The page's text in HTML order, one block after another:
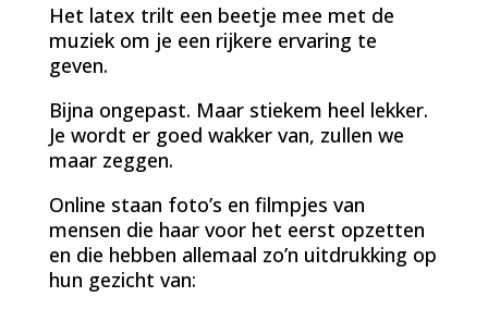
Het latex trilt een beetje mee met de
muziek om je een rijkere ervaring te
geven.
Bijna ongepast. Maar stiekem heel lekker.
Je wordt er goed wakker van, zullen we
maar zeggen.
Online staan foto’s en filmpjes van
mensen die haar voor het eerst opzetten
en die hebben allemaal zo’n uitdrukking op
hun gezicht van: